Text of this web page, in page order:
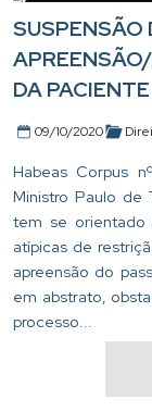
SUSPENSÃO
DA
09/10/2020
Habeas Corpus
Ministro Paulo de
tem se orientado
atípicas de
apreensão do
em abstrato,
processo...